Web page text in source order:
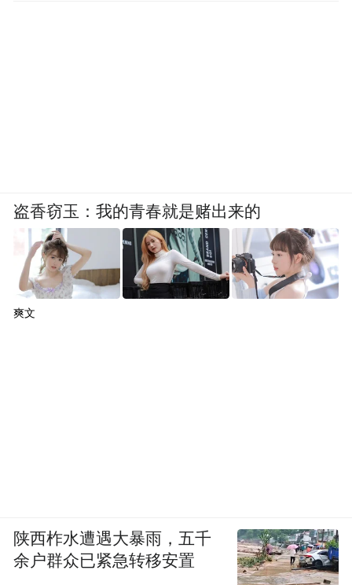
盗香窃玉：我的青春就是赌出来的
爽文
陕西柞水遭遇大暴雨，五千
余户群众已紧急转移安置